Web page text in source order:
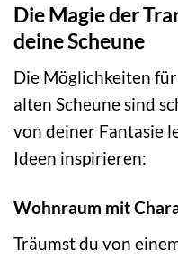
Die Magie der
deine Scheune
Die Möglichkeiten
alten Scheune sind
von deiner Fantasie
Ideen inspirieren:
Wohnraum mit
Träumst du von